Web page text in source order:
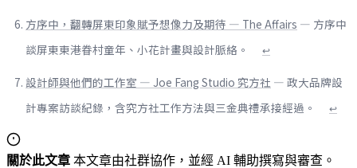
方序中，翻轉屏東印象賦予想像力及期待 — The Affairs — 方序中
談屏東東港眷村童年、小花計畫與設計脈絡。
↩
設計師與他們的工作室 — Joe Fang Studio 究方社 — 政大品牌設
計專案訪談紀錄，含究方社工作方法與三金典禮承接經過。
↩
關於此文章 本文章由社群協作，並經 AI 輔助撰寫與審查。